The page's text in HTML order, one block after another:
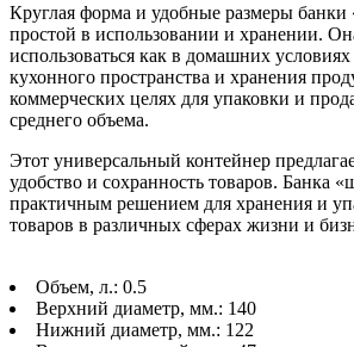
Круглая форма и удобные размеры банки
простой в использовании и хранении.
использоваться как в домашних
кухонного пространства и хранения
коммерческих целях для упаковки и
среднего объема.
Этот универсальный контейнер
удобство и сохранность товаров. Банка
практичным решением для хранения и
товаров в различных сферах жизни и
Объем, л.: 0.5
Верхний диаметр, мм.: 140
Нижний диаметр, мм.: 122